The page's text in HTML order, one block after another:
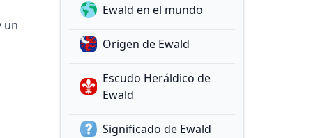
un
Ewald en el mundo
Origen de Ewald
Escudo Heráldico de
Ewald
Significado de Ewald